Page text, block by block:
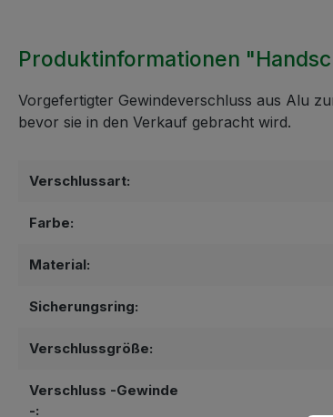
Produktinformationen
Vorgefertigter Gewindeverschluss aus Alu
bevor sie in den Verkauf gebracht wird.
Verschlussart:
Farbe:
Material:
Sicherungsring:
Verschlussgröße:
Verschluss -Gewinde
-: